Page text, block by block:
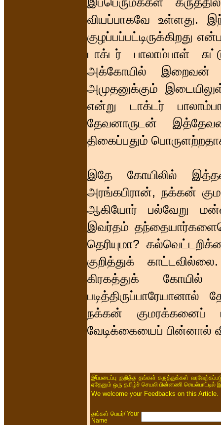
வியப்பாகவே உள்ளது.
குழப்பப்பட்டிருக்கிறது
டாக்டர் பாலாம்பாள்
அக்கோயில் இறைவன்
அமுதனுக்கும்
என்று டாக்டர்
தேவனாருடன்
திகைப்பதும்
இதே கோயிலில்
அரங்கபிரான், நக்கன்
ஆகியோர் பல்வேறு
இவர்தம்
தெரியுமா?
குறித்துக்
கிரகத்துக் கோயில்
நக்கன் குமரக்கனைப்
வேடிக்கையைப் பின்னால்
இப்படைப்பு குறித்த தங்கள் கருத்துக்கள்
ஏதேனும் ஒரு தமிழ்ச் செயலி பின்னணி செயல்பாட்டில்
We welcome your Feedbacks on this
தங்கள் பெயர்/ Your
Name